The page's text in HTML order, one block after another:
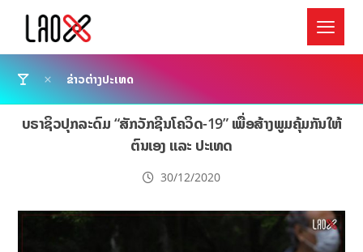
ຂ່າວຕ່າງປະເທດ
ບຣາຊິວປຸກລະດົມ “ສັກວັກຊີນໂຄວິດ-19” ເພື່ອສ້າງພູມຄຸ້ມກັນໃຫ້
ຕົນເອງ ແລະ ປະເທດ
30/12/2020